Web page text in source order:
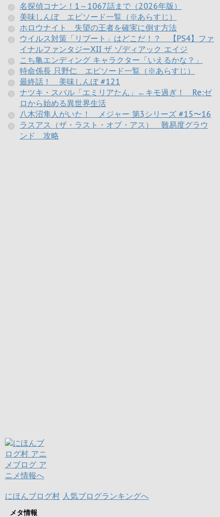
名探偵コナン！1～1067話まで（2026年版）
美味しんぼ エピソード一覧（※あらすじ）
ホロウナイト 失望の王者を確実に倒す方法
ウイルス対策「リブート」はどこだ！？ 【PS4】ファ
イナルファンタジーXII ザ ゾディアック エイジ
こち亀エンディング キャラクター「いえるかな？」
特命係長 只野仁 エピソード一覧（※あらすじ）
最終話！ 美味しんぼ #121
ナツキ・スバル「エミリアたん」←キモ過ぎ！ Re:ゼ
ロから始める異世界生活
八木沼隼人がいた！ メジャー 第3シリーズ #15〜16
ラスアス（ザ・ラスト・オブ・アス） 難易度グラウ
ンド 攻略
にほんブログ村 人気ブログランキングへ
メタ情報